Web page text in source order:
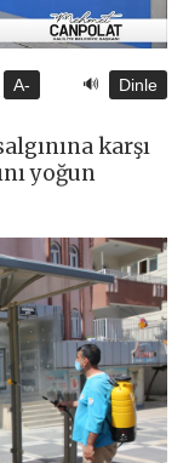
A- 🔊 Dinle
karşı
yoğun